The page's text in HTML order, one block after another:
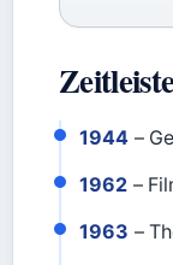
1944–
1962–
1963 –